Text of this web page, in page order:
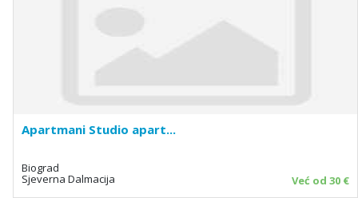
Apartmani Studio apart...
Biograd
Sjeverna Dalmacija Već od 30 €